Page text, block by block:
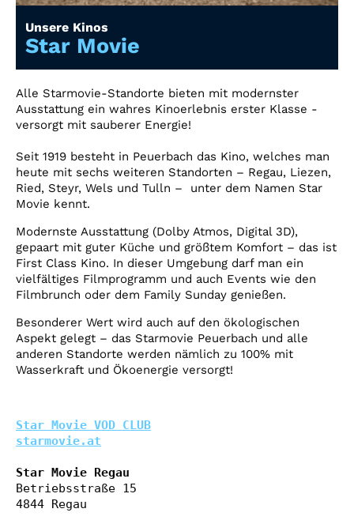
Filmpakete
Gutscheine
& Filmpässe
Account
Suche
Unsere Kinos
Star Movie
Alle Starmovie-Standorte bieten mit modernster
Ausstattung ein wahres Kinoerlebnis erster Klasse -
versorgt mit sauberer Energie!
Seit 1919 besteht in Peuerbach das Kino, welches man
heute mit sechs weiteren Standorten – Regau, Liezen,
Ried, Steyr, Wels und Tulln – unter dem Namen Star
Movie kennt.
Modernste Ausstattung (Dolby Atmos, Digital 3D),
gepaart mit guter Küche und größtem Komfort – das ist
First Class Kino. In dieser Umgebung darf man ein
vielfältiges Filmprogramm und auch Events wie den
Filmbrunch oder dem Family Sunday genießen.
Besonderer Wert wird auch auf den ökologischen
Aspekt gelegt – das Starmovie Peuerbach und alle
anderen Standorte werden nämlich zu 100% mit
Wasserkraft und Ökoenergie versorgt!
Star Movie VOD CLUB
starmovie.at
Star Movie Regau
Betriebsstraße 15
4844 Regau